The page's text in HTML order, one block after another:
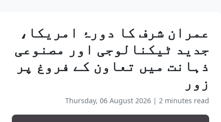
عمران شرف کا دورۂ امریکا،
جدید ٹیکنالوجی اور مصنوعی
ذہانت میں تعاون کے فروغ پر
زور
Thursday, 06 August 2026 | 2 minutes read